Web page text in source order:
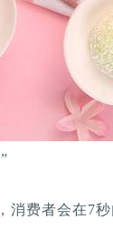
消费者会在7